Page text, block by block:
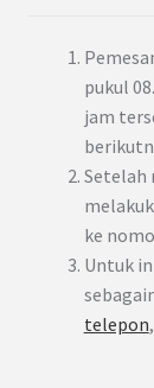
pukul
jam
Setelah
ke
Untuk
telepon